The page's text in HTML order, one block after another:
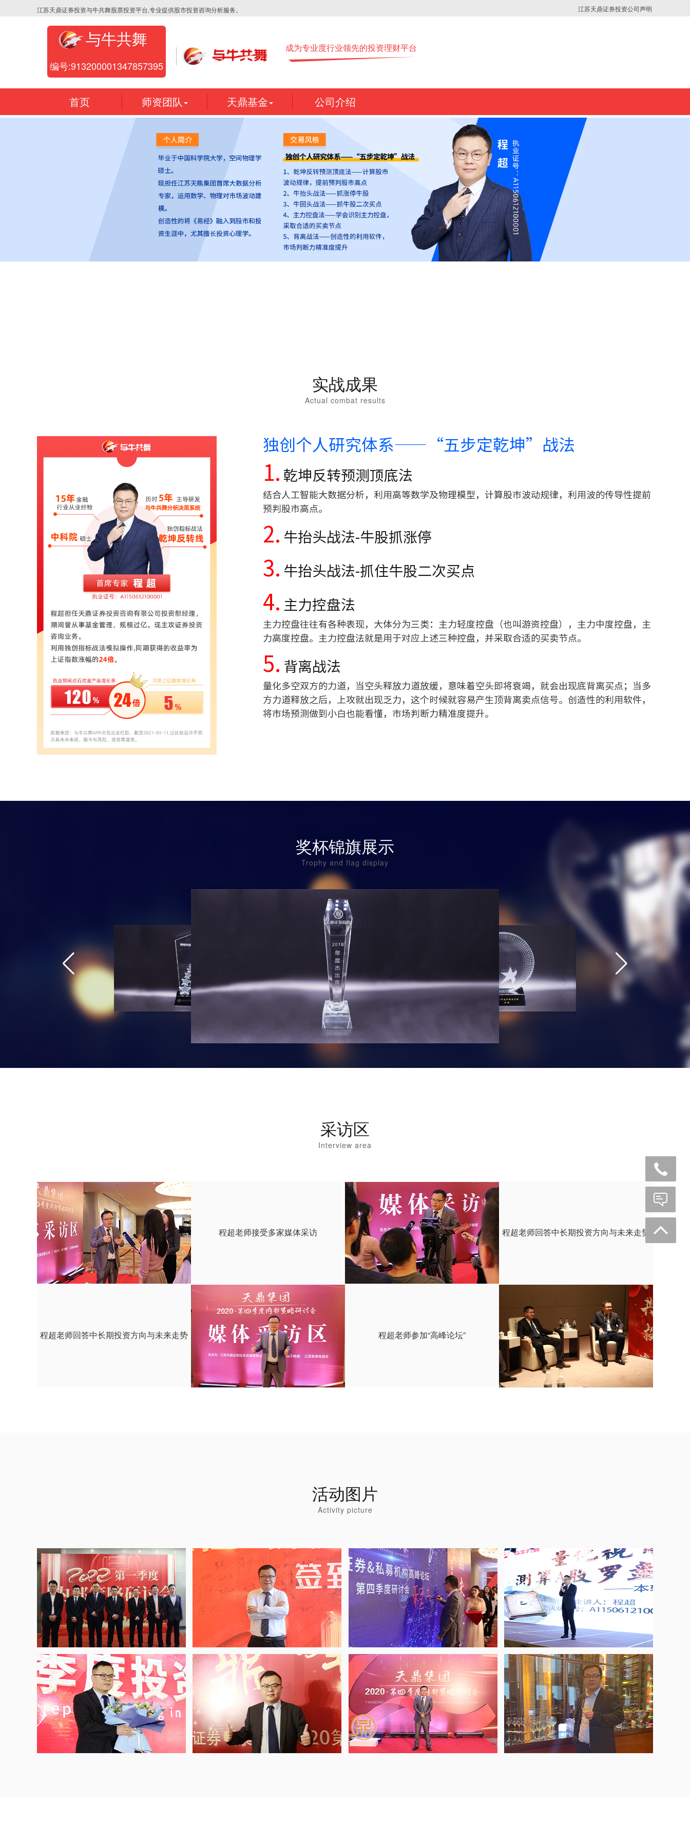
江苏天鼎证券投资与牛共舞股票投资平台,专业提供股市投资咨询分析服务。 江苏天鼎证券投资公司声明
与牛共舞
编号:913200001347857395
成为专业度行业领先的投资理财平台
首页 师资团队 天鼎基金 公司介绍
实战成果
Actual combat results
独创个人研究体系——“五步定乾坤”战法
1. 乾坤反转预测顶底法
结合人工智能大数据分析，利用高等数学及物理模型，计算股市波动规律，利用波的传导性提前
预判股市高点。
2. 牛抬头战法-牛股抓涨停
3. 牛抬头战法-抓住牛股二次买点
4. 主力控盘法
主力控盘往往有各种表现，大体分为三类：主力轻度控盘（也叫游资控盘），主力中度控盘，主
力高度控盘。主力控盘法就是用于对应上述三种控盘，并采取合适的买卖节点。
5. 背离战法
量化多空双方的力道，当空头释放力道放缓，意味着空头即将衰竭，就会出现底背离买点；当多
方力道释放之后，上攻就出现乏力，这个时候就容易产生顶背离卖点信号。创造性的利用软件，
将市场预测做到小白也能看懂，市场判断力精准度提升。
奖杯锦旗展示
Trophy and flag display
采访区
Interview area
程超老师接受多家媒体采访 程超老师回答中长期投资方向与未来走势
程超老师回答中长期投资方向与未来走势 程超老师参加“高峰论坛”
活动图片
Activity picture